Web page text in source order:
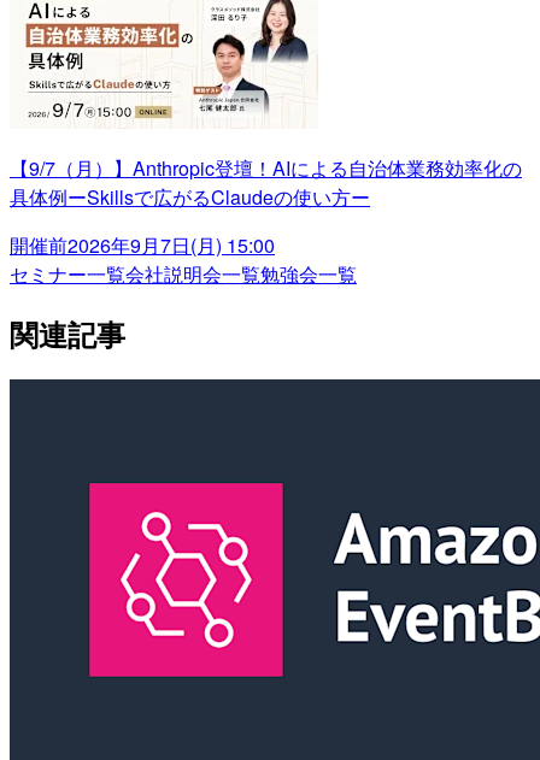
【9/7（月）】Anthropic登壇！AIによる自治体業務効率化の
具体例ーSkillsで広がるClaudeの使い方ー
開催前2026年9月7日(月) 15:00
セミナー一覧会社説明会一覧勉強会一覧
関連記事